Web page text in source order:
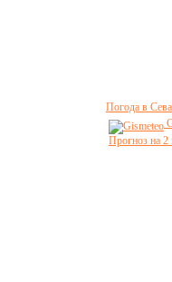
Погода в
Прогноз на 2